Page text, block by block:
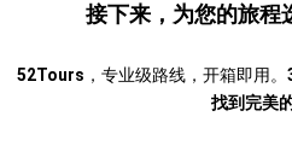
接下来，为您的旅程
52Tours ，专业级路线，开箱即用。
找到完美